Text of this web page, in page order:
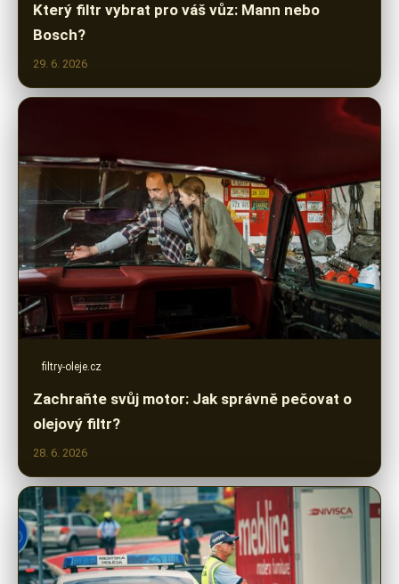
Který filtr vybrat pro váš vůz: Mann nebo
Bosch?
29. 6. 2026
filtry-oleje.cz
Zachraňte svůj motor: Jak správně pečovat o
olejový filtr?
28. 6. 2026